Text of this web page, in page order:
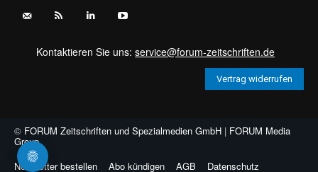
Kontaktieren Sie uns:service@forum-zeitschriften.de
Vertrag widerrufen
© FORUM Zeitschriften und Spezialmedien GmbH | FORUM Media
Group
Newsletter bestellen
Abo kündigen AGB Datenschutz